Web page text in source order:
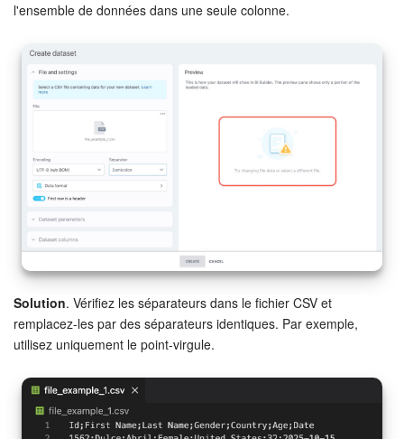
Marketing
Entreprise
Market (Applications)
Centre de contact
Paramètres
Widget de l'employé
Téléphonie
Réseau de succursales
Bitrix24 Messenger
l'ensemble de données dans une seule colonne.
Solution. Vérifiez les séparateurs dans le fichier CSV et
remplacez-les par des séparateurs identiques. Par exemple,
utilisez uniquement le point-virgule.